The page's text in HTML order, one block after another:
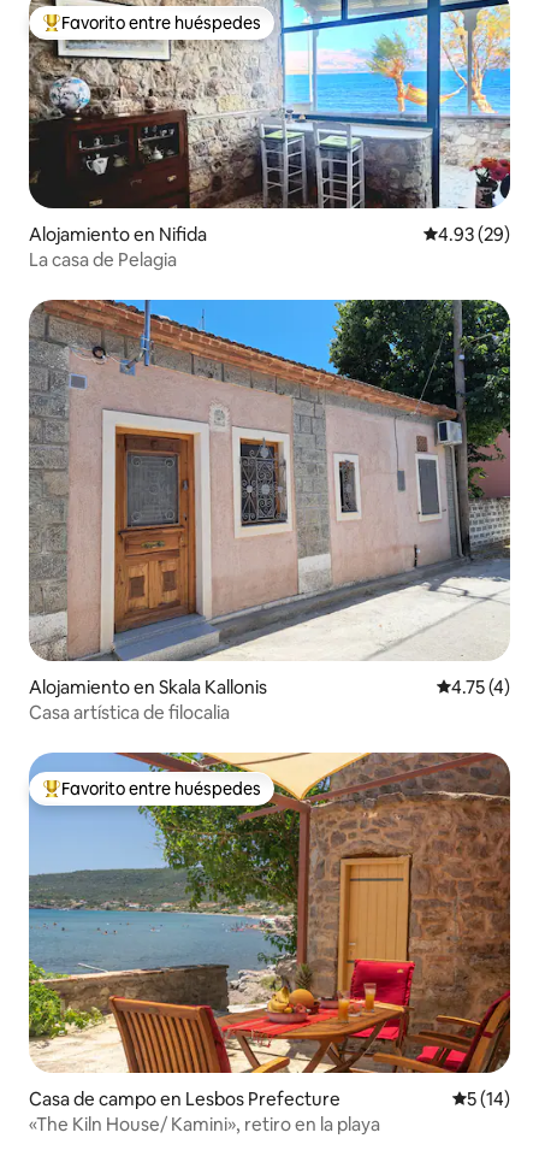
Favorito entre huéspedes preferido
Favorito entre huéspedes
Alojamiento en Nifida Calificación
4.93 (29)
La casa de Pelagia
Alojamiento en Skala Kallonis Calificación
4.75 (4)
Casa artística de filocalia
Favorito entre huéspedes preferido
Favorito entre huéspedes
Casa de campo en Lesbos Prefecture
5 (14)
«The Kiln House/ Kamini», retiro en la playa